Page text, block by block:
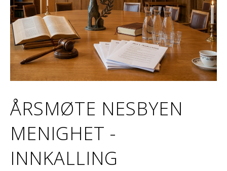
ÅRSMØTE NESBYEN
MENIGHET -
INNKALLING